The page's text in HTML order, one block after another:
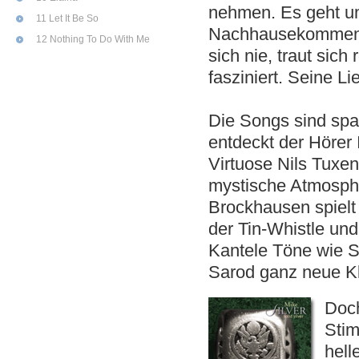
11 Let It Be So
12 Nothing To Do With Me
nehmen. Es geht
sich nie, traut sich
fasziniert. Seine
Die Songs sind
entdeckt der
Virtuose Nils
mystische
Brockhausen
der Tin-Whistle
Kantele Töne wie
Sarod ganz neue